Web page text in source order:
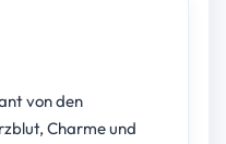
von den
Charme und